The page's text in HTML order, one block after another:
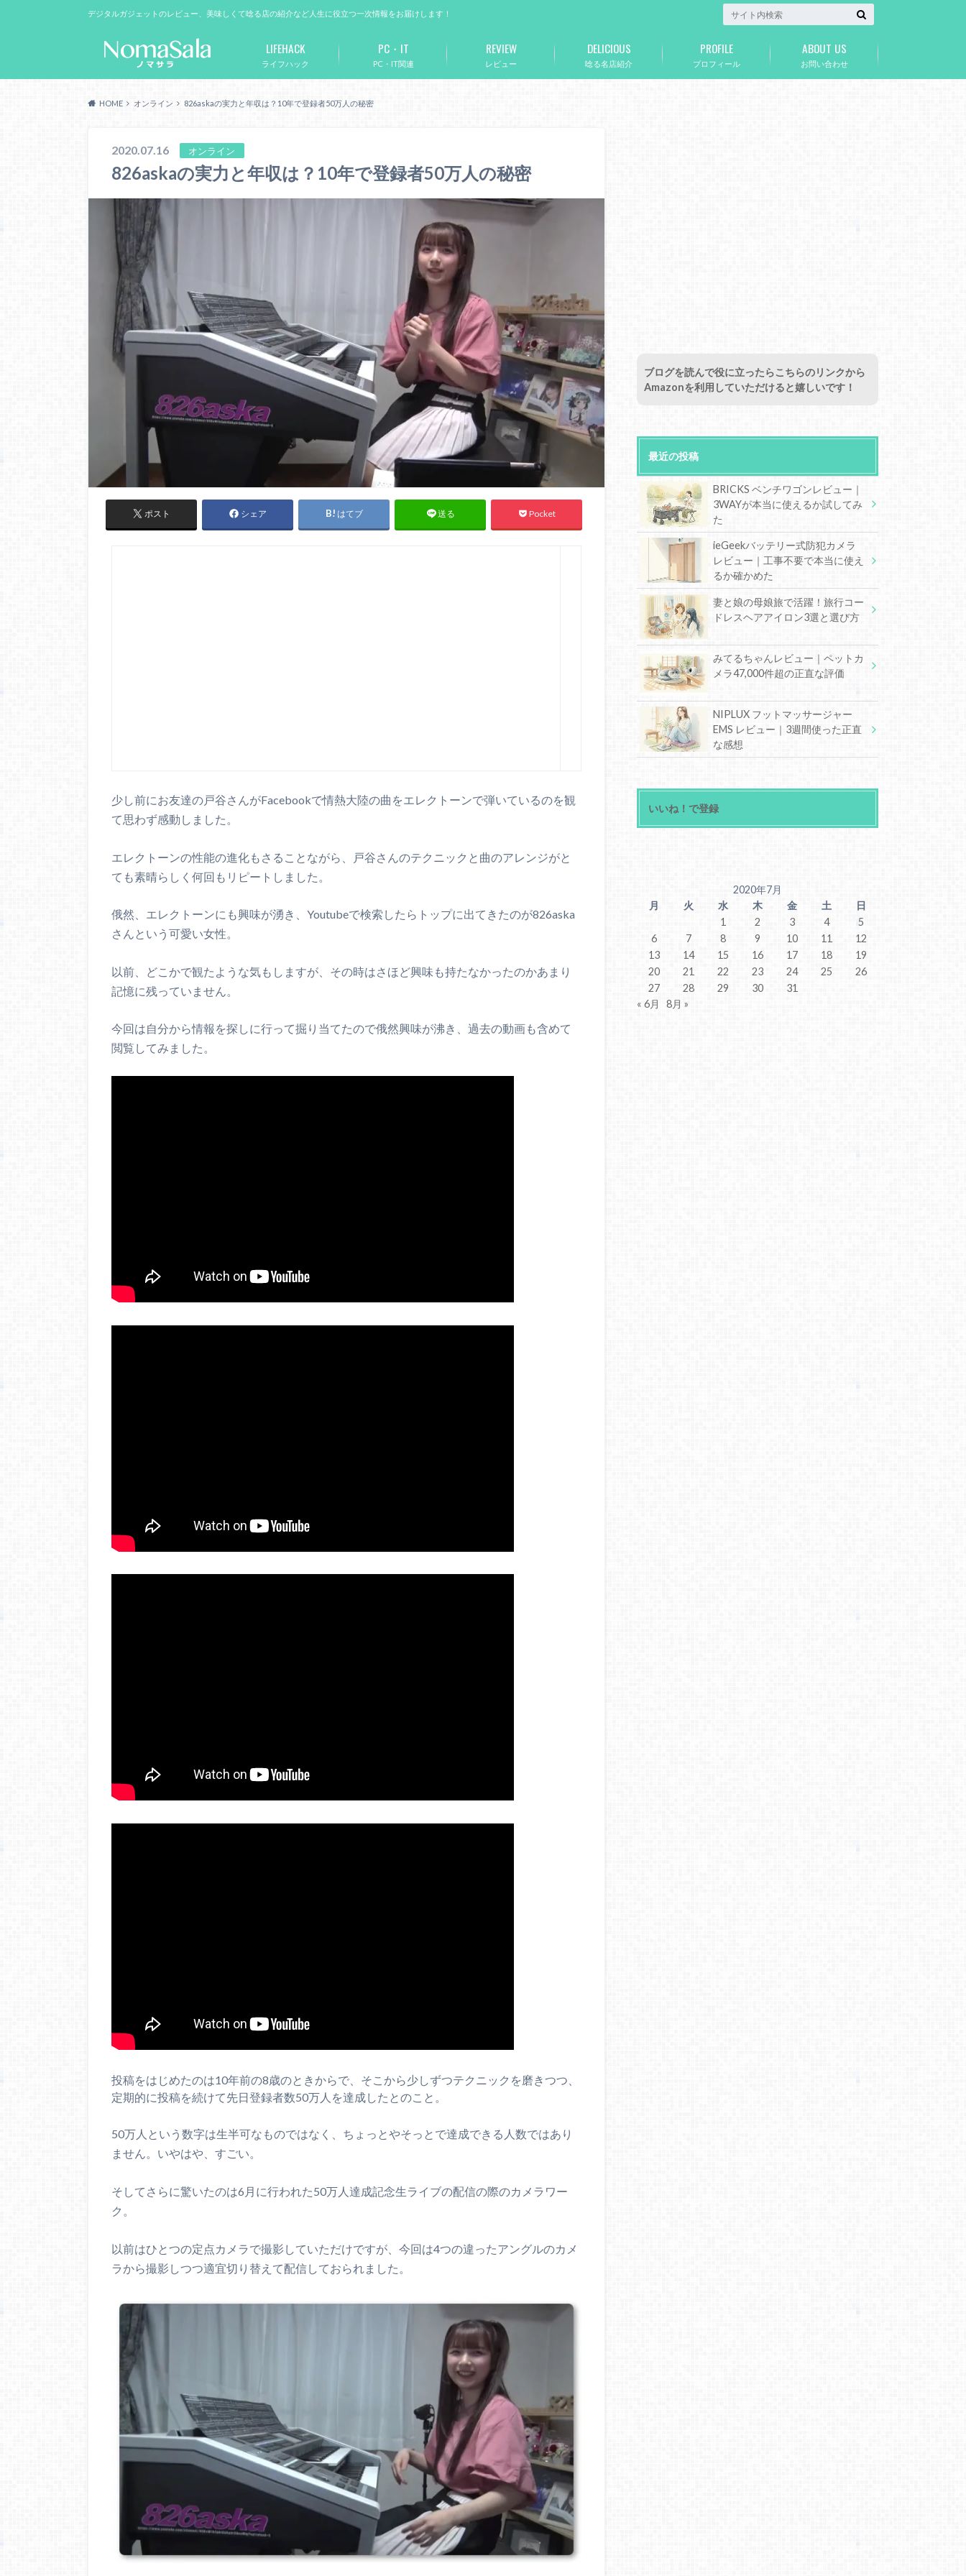
デジタルガジェットのレビュー、美味しくて唸る店の紹介など人生に役立つ一次情報をお届けします！
ライフハック
LIFEHACK
PC・IT関連
PC・IT
レビュー
REVIEW
唸る名店紹介
DELICIOUS
プロフィール
PROFILE
お問い合わせ
ABOUT US
HOME オンライン 826askaの実力と年収は？10年で登録者50万人の秘密
2020.07.16 オンライン
826askaの実力と年収は？10年で登録者50万人の秘密
ポスト シェア はてブ 送る Pocket
少し前にお友達の戸谷さんがFacebookで情熱大陸の曲をエレクトーンで弾いているのを観
て思わず感動しました。
エレクトーンの性能の進化もさることながら、戸谷さんのテクニックと曲のアレンジがと
ても素晴らしく何回もリピートしました。
俄然、エレクトーンにも興味が湧き、Youtubeで検索したらトップに出てきたのが826aska
さんという可愛い女性。
以前、どこかで観たような気もしますが、その時はさほど興味も持たなかったのかあまり
記憶に残っていません。
今回は自分から情報を探しに行って掘り当てたので俄然興味が沸き、過去の動画も含めて
閲覧してみました。
投稿をはじめたのは10年前の8歳のときからで、そこから少しずつテクニックを磨きつつ、
定期的に投稿を続けて先日登録者数50万人を達成したとのこと。
50万人という数字は生半可なものではなく、ちょっとやそっとで達成できる人数ではあり
ません。いやはや、すごい。
そしてさらに驚いたのは6月に行われた50万人達成記念生ライブの配信の際のカメラワー
ク。
以前はひとつの定点カメラで撮影していただけですが、今回は4つの違ったアングルのカメ
ラから撮影しつつ適宜切り替えて配信しておられました。
ブログを読んで役に立ったらこちらのリンクから
Amazonを利用していただけると嬉しいです！
最近の投稿
BRICKS ベンチワゴンレビュー｜
3WAYが本当に使えるか試してみ
た
ieGeekバッテリー式防犯カメラ
レビュー｜工事不要で本当に使え
るか確かめた
妻と娘の母娘旅で活躍！旅行コー
ドレスヘアアイロン3選と選び方
みてるちゃんレビュー｜ペットカ
メラ47,000件超の正直な評価
NIPLUX フットマッサージャー
EMS レビュー｜3週間使った正直
な感想
いいね！で登録
2020年7月
月
火 水 木 金 土
日
1
2 3 4
5
6
7 8 9 10 11
12
13
14 15 16 17 18
19
20
21 22 23 24 25
26
27
28 29 30
31
« 6月
8月 »